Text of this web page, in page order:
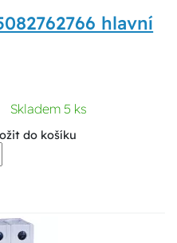
hlavní
Skladem 5 ks
do košíku